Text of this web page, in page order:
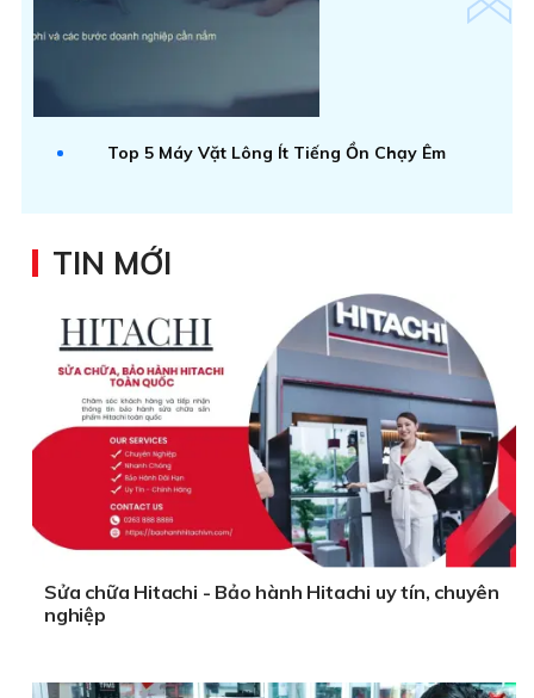
Top 5 Máy Vặt Lông Ít Tiếng Ồn Chạy Êm
TIN MỚI
Sửa chữa Hitachi - Bảo hành Hitachi uy tín, chuyên
nghiệp